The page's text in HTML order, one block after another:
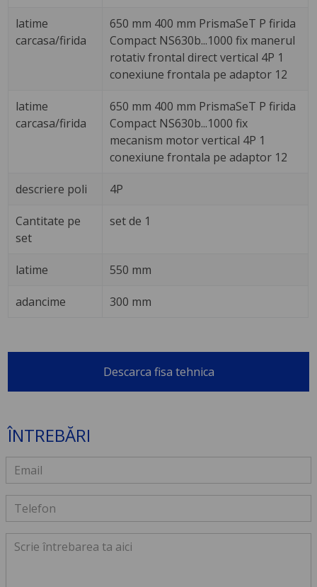
latime
carcasa/firida
650 mm 400 mm PrismaSeT P firida
Compact NS630b...1000 fix manerul
rotativ frontal direct vertical 4P 1
conexiune frontala pe adaptor 12
latime
carcasa/firida
650 mm 400 mm PrismaSeT P firida
Compact NS630b...1000 fix
mecanism motor vertical 4P 1
conexiune frontala pe adaptor 12
descriere poli 4P
Cantitate pe
set
set de 1
latime 550 mm
adancime 300 mm
Descarca fisa tehnica
ÎNTREBĂRI